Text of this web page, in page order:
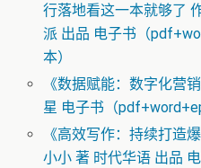
行落地看这一本就够了
派 出品 电子书（
本）
《数据赋能：数字化营
星 电子书（
《高效写作：持续打造
小小 著 时代华语 出品